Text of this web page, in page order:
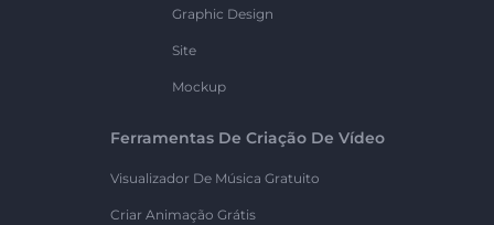
Graphic Design
Site
Mockup
Ferramentas De Criação De Vídeo
Visualizador De Música Gratuito
Criar Animação Grátis